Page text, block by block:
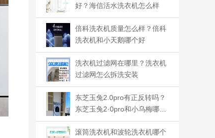
好？海信活水洗衣机怎么样
倍科洗衣机质量怎么样？倍科
洗衣机和小天鹅哪个好
洗衣机过滤网在哪里？洗衣机
过滤网怎么拆洗安装
东芝玉兔2.0pro有正反转吗？
东芝玉兔2·0pro和小乌梅哪个
好
滚筒洗衣机和波轮洗衣机哪个